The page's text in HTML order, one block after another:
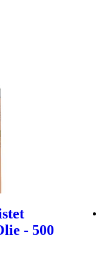
- 500